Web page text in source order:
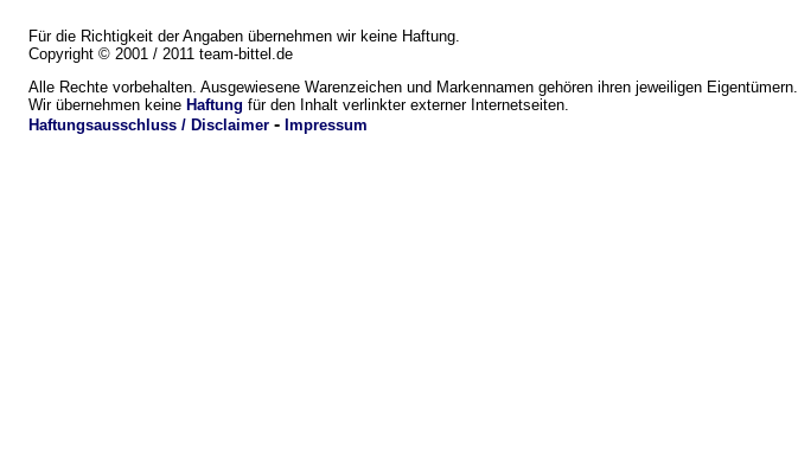
Für die Richtigkeit der Angaben übernehmen wir keine Haftung.
Copyright © 2001 / 2011 team-bittel.de
Alle Rechte vorbehalten. Ausgewiesene Warenzeichen und Markennamen gehören ihren jeweiligen Eigentümern.
Wir übernehmen keine Haftung für den Inhalt verlinkter externer Internetseiten.
Haftungsausschluss / Disclaimer - Impressum